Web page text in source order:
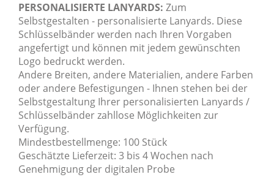
PERSONALISIERTE LANYARDS: Zum
Selbstgestalten - personalisierte Lanyards. Diese
Schlüsselbänder werden nach Ihren Vorgaben
angefertigt und können mit jedem gewünschten
Logo bedruckt werden.
Andere Breiten, andere Materialien, andere Farben
oder andere Befestigungen - Ihnen stehen bei der
Selbstgestaltung Ihrer personalisierten Lanyards /
Schlüsselbänder zahllose Möglichkeiten zur
Verfügung.
Mindestbestellmenge: 100 Stück
Geschätzte Lieferzeit: 3 bis 4 Wochen nach
Genehmigung der digitalen Probe